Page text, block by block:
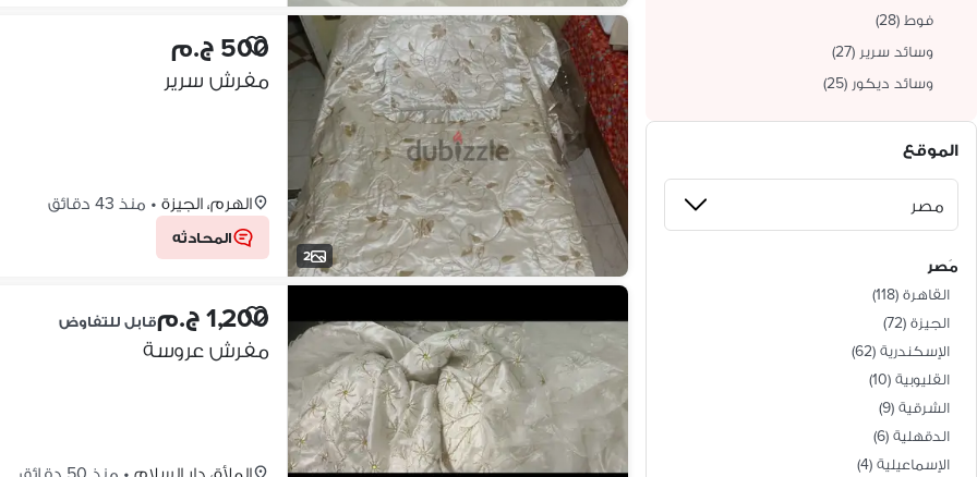
فوط (
28
)
وسائد سرير (
27
)
وسائد ديكور (
25
)
الموقع
مَصر
القاهرة (
118
)
الجيزة (
72
)
الإسكندرية (
62
)
القليوبية (
10
)
الشرقية (
9
)
الدقهلية (
6
)
الإسماعيلية (
4
)
2
500 ج.م
مفرش سرير
الهرم، الجيزة • منذ 43 دقائق
المحادثه
1,200 ج.م قابل للتفاوض
مفرش عروسة